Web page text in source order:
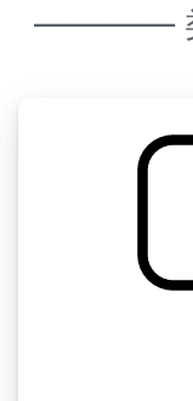
————